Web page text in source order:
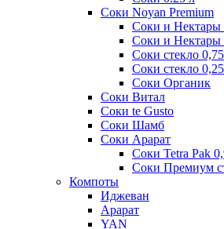
Соки Noyan Premium
Соки и Нектары
Соки и Нектары
Соки стекло
Соки стекло
Соки Органик
Соки Витал
Соки te Gusto
Соки Шамб
Соки Арарат
Соки Tetra Pak
Соки Премиум
Компоты
Иджеван
Арарат
YAN